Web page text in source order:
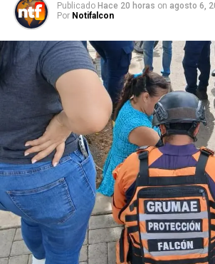
Publicado Hace 20 horas on agosto 6,
Por Notifalcon